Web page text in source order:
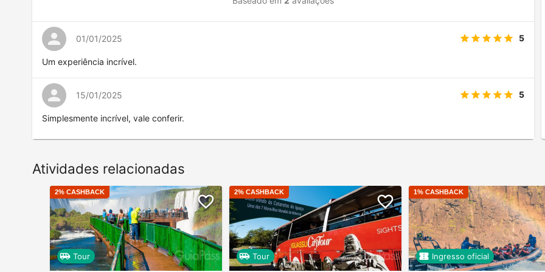
01/01/2025 5
Um experiência incrível.
15/01/2025 5
Simplesmente incrível, vale conferir.
Atividades relacionadas
2% CASHBACK
Tour
2% CASHBACK
Tour
1% CASHBACK
Ingresso oficial